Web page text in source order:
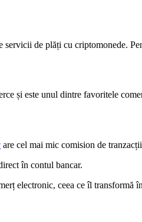
servicii de plăți cu criptomonede.
și este unul dintre favoritele
are cel mai mic comision de
în contul bancar.
electronic, ceea ce îl